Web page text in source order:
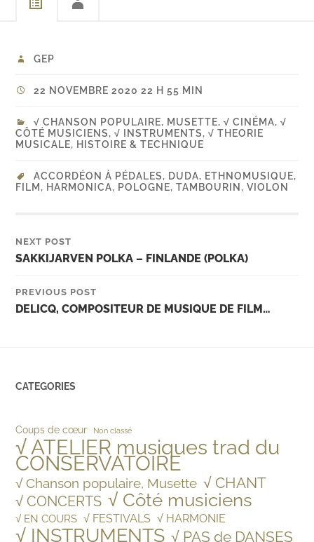
GEP
22 NOVEMBRE 2020 22 H 55 MIN
√ CHANSON POPULAIRE, MUSETTE,√ CINÉMA,√
CÔTÉ MUSICIENS,√ INSTRUMENTS,√ THEORIE
MUSICALE, HISTOIRE & TECHNIQUE
ACCORDÉON À PÉDALES, DUDA, ETHNOMUSIQUE,
FILM , HARMONICA, POLOGNE,TAMBOURIN ,VIOLON
NEXT POST
SAKKIJARVEN POLKA – FINLANDE (POLKA)
PREVIOUS POST
DELICQ, COMPOSITEUR DE MUSIQUE DE FILM…
CATEGORIES
Coups de cœur Non classé
√ ATELIER musiques trad du
CONSERVATOIRE
√ Chanson populaire, Musette √ CHANT
√ CONCERTS √ Côté musiciens
√ EN COURS √ FESTIVALS √ HARMONIE
√ INSTRUMENTS √ PAS de DANSES